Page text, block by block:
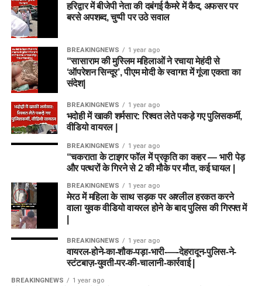
हरिद्वार में बीजेपी नेता की दबंगई कैमरे में कैद, अफसर पर
बरसे अपशब्द, चुप्पी पर उठे सवाल
BREAKINGNEWS 1 year ago
“सासाराम की मुस्लिम महिलाओं ने रचाया मेहंदी से
‘ऑपरेशन सिन्दूर’, पीएम मोदी के स्वागत में गूंजा एकता का
संदेश|
BREAKINGNEWS 1 year ago
भदोही में खाकी शर्मसार: रिश्वत लेते पकड़े गए पुलिसकर्मी,
वीडियो वायरल |
BREAKINGNEWS 1 year ago
“चकराता के टाइगर फॉल में प्रकृति का कहर — भारी पेड़
और पत्थरों के गिरने से 2 की मौके पर मौत, कई घायल |
BREAKINGNEWS 1 year ago
मेरठ में महिला के साथ सड़क पर अश्लील हरकत करने
वाला युवक वीडियो वायरल होने के बाद पुलिस की गिरफ्त में
BREAKINGNEWS 1 year ago
वायरल-होने-का-शौक-पड़ा-भारी-—-देहरादून-पुलिस-ने-
स्टंटबाज़-युवती-पर-की-चालानी-कार्रवाई |
BREAKINGNEWS 1 year ago